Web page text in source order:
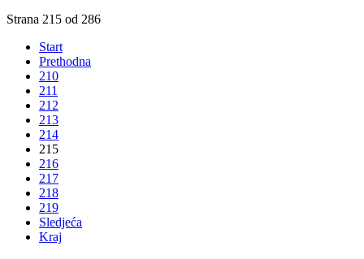
Strana 215 od 286
Start
Prethodna
210
211
212
213
214
215
216
217
218
219
Sledjeća
Kraj